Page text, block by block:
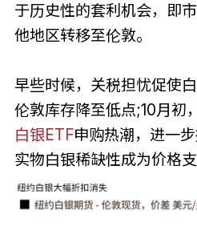
于历史性的套利机会，即
他地区转移至伦敦。
早些时候，关税担忧促使
伦敦库存降至低点;10月初
白银ETF申购热潮，进一
实物白银稀缺性成为价格支